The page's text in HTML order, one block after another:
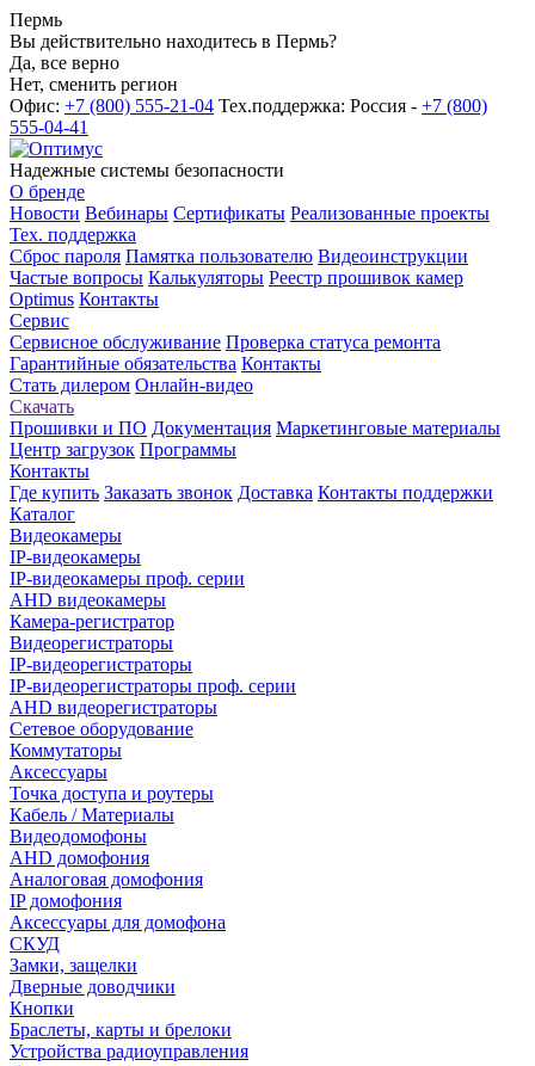
Пермь
Вы действительно находитесь в Пермь?
Да, все верно
Нет, сменить регион
Офис: +7 (800) 555-21-04 Тех.поддержка: Россия - +7 (800)
555-04-41
Надежные системы безопасности
О бренде
Новости Вебинары Сертификаты Реализованные проекты
Тех. поддержка
Сброс пароля Памятка пользователю Видеоинструкции
Частые вопросы Калькуляторы Реестр прошивок камер
Optimus Контакты
Сервис
Сервисное обслуживание Проверка статуса ремонта
Гарантийные обязательства Контакты
Стать дилером Онлайн-видео
Скачать
Прошивки и ПО Документация Маркетинговые материалы
Центр загрузок Программы
Контакты
Где купить Заказать звонок Доставка Контакты поддержки
Каталог
Видеокамеры
IP-видеокамеры
IP-видеокамеры проф. серии
AHD видеокамеры
Камера-регистратор
Видеорегистраторы
IP-видеорегистраторы
IP-видеорегистраторы проф. серии
AHD видеорегистраторы
Сетевое оборудование
Коммутаторы
Аксессуары
Точка доступа и роутеры
Кабель / Материалы
Видеодомофоны
AHD домофония
Аналоговая домофония
IP домофония
Аксессуары для домофона
СКУД
Замки, защелки
Дверные доводчики
Кнопки
Браслеты, карты и брелоки
Устройства радиоуправления